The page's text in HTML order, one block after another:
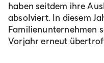
haben seitdem ihre
absolviert. In diesem
Familienunternehmen
Vorjahr erneut